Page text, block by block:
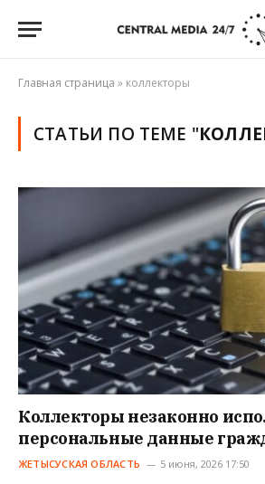
Главная страница » коллекторы
СТАТЬИ ПО ТЕМЕ "
Коллекторы незаконно
персональные данные
ЖЕТЫСУСКАЯ ОБЛАСТЬ 5 июня, 2026 17:50